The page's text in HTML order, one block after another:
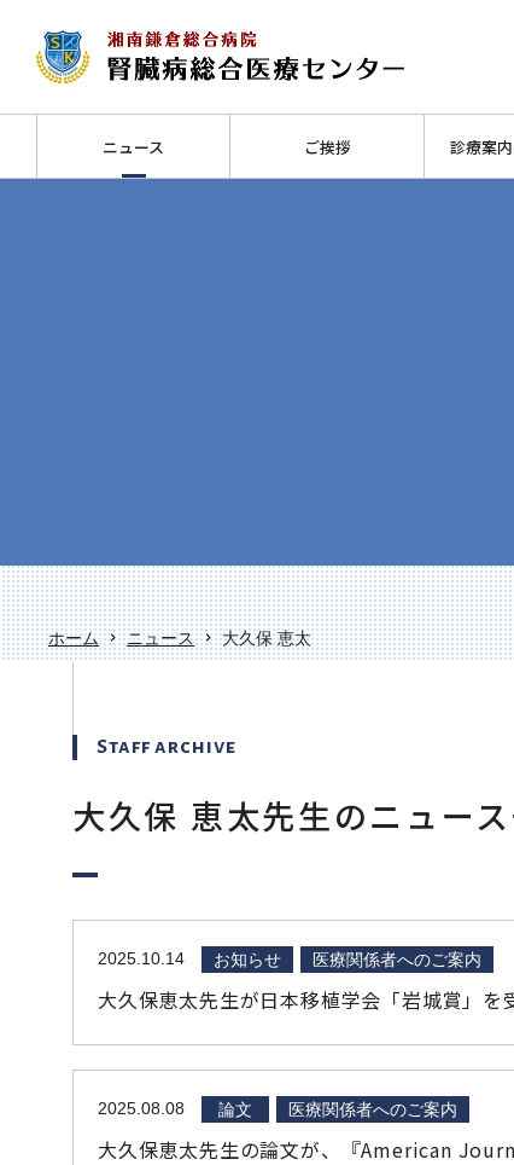
ニュース ご挨拶 診療案
ホーム ニュース 大久保 恵太
Staff archive
大久保 恵太先生のニュー
2025.10.14 お知らせ 医療関係者へのご案内
大久保恵太先生が日本移植学会「岩城賞」を
2025.08.08 論文 医療関係者へのご案内
大久保恵太先生の論文が、『American